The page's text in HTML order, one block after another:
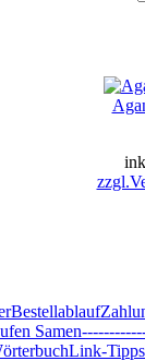
Bestellablauf
Samen
Link-Tipps